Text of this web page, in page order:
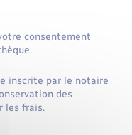
consentement
inscrite par le notaire
des
les frais.